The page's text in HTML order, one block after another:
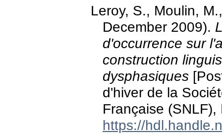
Leroy, S., Moulin,
December 2009).
d'occurrence sur
construction
dysphasiques
d'hiver de la
Française
https://